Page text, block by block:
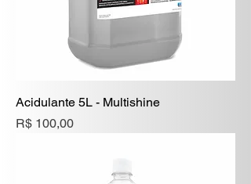
Acidulante 5L - Multishine
Preço
R$ 100,00